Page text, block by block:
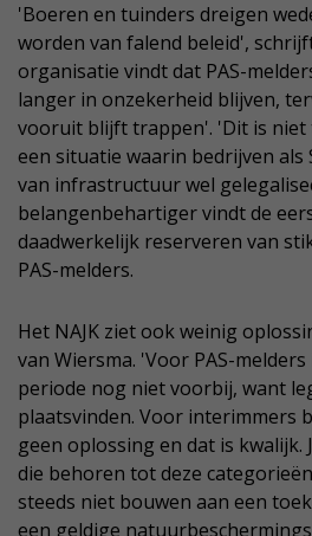
'Boeren en tuinders dreigen
worden van falend beleid',
organisatie vindt dat PAS-
langer in onzekerheid blijven,
vooruit blijft trappen'. 'Dit is niet
een situatie waarin bedrijven als
van infrastructuur wel
belangenbehartiger vindt de
daadwerkelijk reserveren van
PAS-melders.
Het NAJK ziet ook weinig
van Wiersma. 'Voor PAS-
periode nog niet voorbij, want
plaatsvinden. Voor interimmers
geen oplossing en dat is kwalijk.
die behoren tot deze
steeds niet bouwen aan een
een geldige